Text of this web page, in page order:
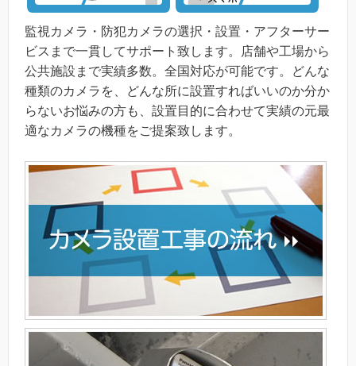
監視カメラ・防犯カメラの選択・設置・アフターサー
ビスまで一貫してサポート致します。店舗や工場から
公共施設まで実績多数。全国対応が可能です。どんな
種類のカメラを、どんな所に設置すればいいのか分か
らないお悩みの方も、設置目的に合わせて実績の元最
適なカメラの機種をご提案致します。